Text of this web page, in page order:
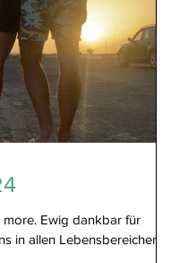
Ewig dankbar für
in allen Lebensbereichen so